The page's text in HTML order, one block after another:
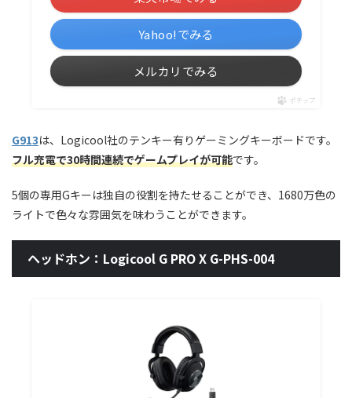
Yahoo!でみる
メルカリでみる
ポチップ
G913は、Logicool社のテンキー有りゲーミングキーボードです。
フル充電で30時間連続でゲームプレイが可能です。
5個の専用Gキーは独自の役割を持たせることができ、1680万色の
ライトで色々な雰囲気を味わうことができます。
ヘッドホン：Logicool G PRO X G-PHS-004